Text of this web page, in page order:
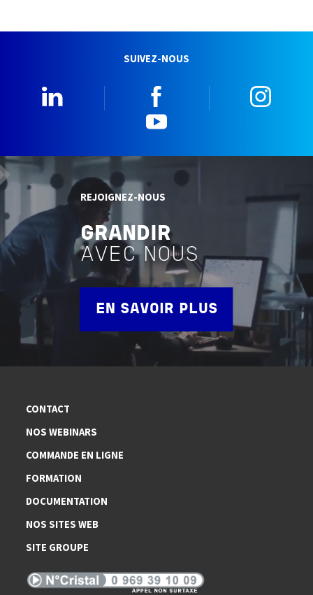
SUIVEZ-NOUS
REJOIGNEZ-NOUS
GRANDIR
AVEC NOUS
EN SAVOIR PLUS
CONTACT
NOS WEBINARS
COMMANDE EN LIGNE
FORMATION
DOCUMENTATION
NOS SITES WEB
SITE GROUPE